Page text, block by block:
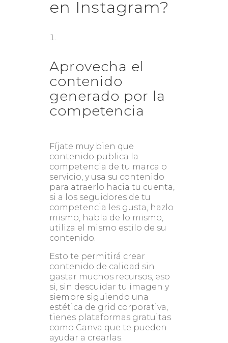
en Instagram?
Aprovecha el
contenido
generado por la
competencia
Fíjate muy bien que
contenido publica la
competencia de tu marca o
servicio, y usa su contenido
para atraerlo hacia tu cuenta,
si a los seguidores de tu
competencia les gusta, hazlo
mismo, habla de lo mismo,
utiliza el mismo estilo de su
contenido.
Esto te permitirá crear
contenido de calidad sin
gastar muchos recursos, eso
si, sin descuidar tu imagen y
siempre siguiendo una
estética de grid corporativa,
tienes plataformas gratuitas
como Canva que te pueden
ayudar a crearlas.